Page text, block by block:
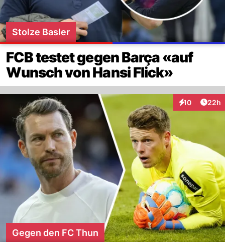
Stolze Basler
FCB testet gegen Barça «auf
Wunsch von Hansi Flick»
10
Interaktionen
22h
Gegen den FC Thun